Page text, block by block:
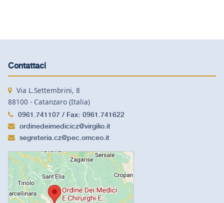
Contattaci
Via L.Settembrini, 8
88100 - Catanzaro (Italia)
0961.741107 / Fax: 0961.741622
ordinedeimedicicz@virgilio.it
segreteria.cz@pec.omceo.it